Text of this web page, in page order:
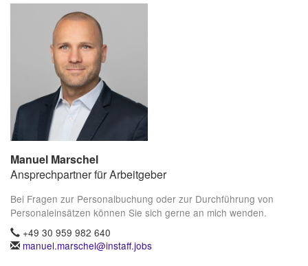
Manuel Marschel
Ansprechpartner für Arbeitgeber
Bei Fragen zur Personalbuchung oder zur Durchführung von
Personaleinsätzen können Sie sich gerne an mich wenden.
+49 30 959 982 640
manuel.marschel@instaff.jobs